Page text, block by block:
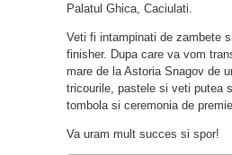
Palatul Ghica, Caciulati.
Veti fi intampinati de zambete
finisher. Dupa care va vom
mare de la Astoria Snagov de
tricourile, pastele si veti putea
tombola si ceremonia de
Va uram mult succes si spor!